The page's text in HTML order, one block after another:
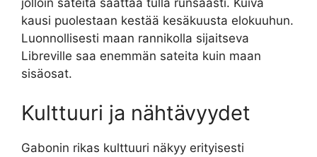
jolloin sateita saattaa tulla runsaasti. Kuiva
kausi puolestaan kestää kesäkuusta elokuuhun.
Luonnollisesti maan rannikolla sijaitseva
Libreville saa enemmän sateita kuin maan
sisäosat.
Kulttuuri ja nähtävyydet
Gabonin rikas kulttuuri näkyy erityisesti